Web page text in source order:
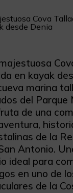
Cova
desde Denia
en kayak
marina
del Parque
de una
de la
Antonio.
ideal para
en uno de
de la